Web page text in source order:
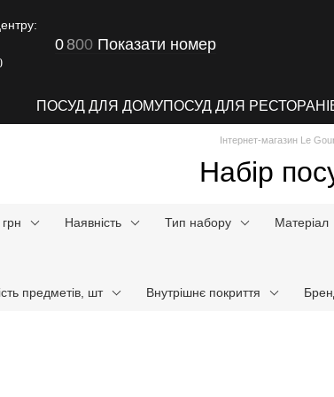
0800 Показати номер
ПОСУД ДЛЯ ДОМУПОСУД ДЛЯ
Інтернет-магазин Le
Набір
Наявність Тип набору Матеріал
предметів, шт Внутрішнє покриття